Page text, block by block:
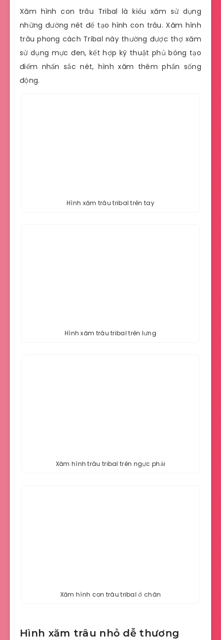
Xăm hình con trâu Tribal là kiểu xăm sử dụng
những đường nét để tạo hình con trâu. Xăm hình
trâu phong cách Tribal này thường được thợ xăm
sử dụng mực đen, kết hợp kỹ thuật phủ bóng tạo
điểm nhấn sắc nét, hình xăm thêm phần sống
động.
Hình xăm trâu tribal trên tay
Hình xăm trâu tribal trên lưng
Xăm hình trâu tribal trên ngực phải
Xăm hình con trâu tribal ở chân
Hình xăm trâu nhỏ dễ thương